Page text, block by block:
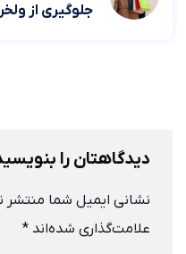
جلوگیری از
دیدگاهتان را
نشانی ایمیل شما منتشر
علامت‌گذاری شده‌اند *